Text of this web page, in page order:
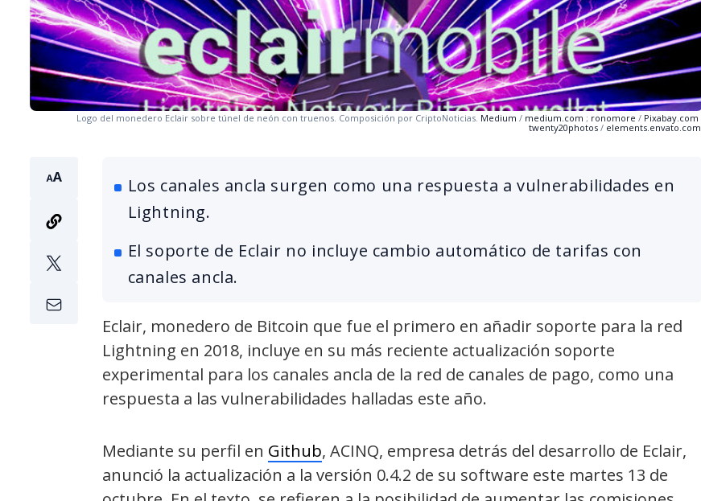
Logo del monedero Eclair sobre túnel de neón con truenos. Composición por CriptoNoticias. Medium / medium.com ; ronomore / Pixabay.com
twenty20photos/ elements.envato.com
Los canales ancla surgen como una respuesta a vulnerabilidades en
Lightning.
El soporte de Eclair no incluye cambio automático de tarifas con
canales ancla.
Eclair, monedero de Bitcoin que fue el primero en añadir soporte para la red
Lightning en 2018, incluye en su más reciente actualización soporte
experimental para los canales ancla de la red de canales de pago, como una
respuesta a las vulnerabilidades halladas este año.
Mediante su perfil en Github, ACINQ, empresa detrás del desarrollo de Eclair,
anunció la actualización a la versión 0.4.2 de su software este martes 13 de